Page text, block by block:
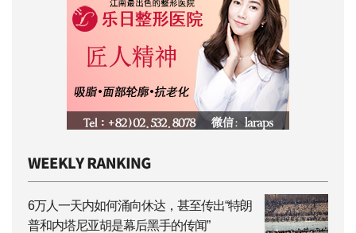
6万人一天内如何涌向休达，甚至传出“特朗
普和内塔尼亚胡是幕后黑手的传闻”